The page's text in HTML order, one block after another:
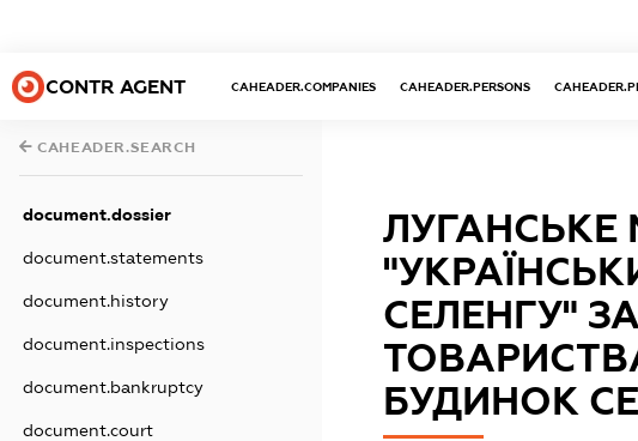
CONTR AGENT CAHEADER.COMPANIES CAHEADER.PERSONS
CAHEADER.SEARCH
document.dossier
document.statements
document.history
document.inspections
document.bankruptcy
document.court
ЛУГАНСЬКЕ
СЕЛЕНГУ"
БУДИНОК